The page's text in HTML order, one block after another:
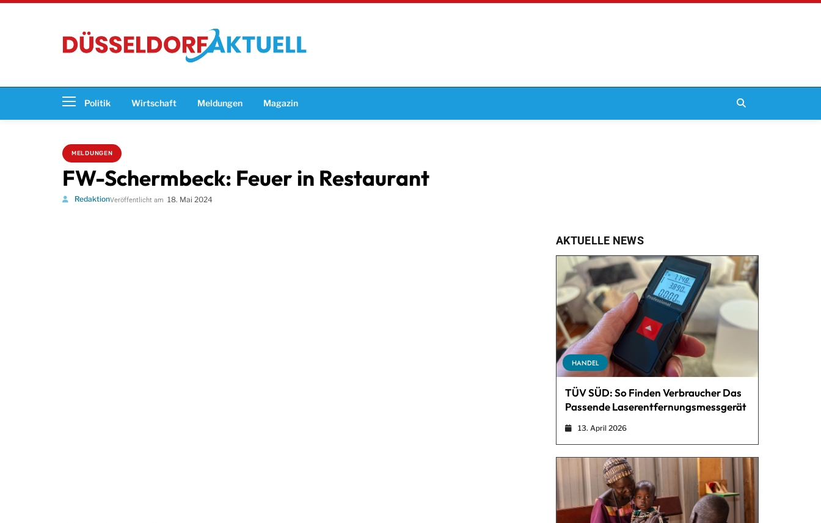
Politik Wirtschaft Meldungen Magazin
MELDUNGEN
FW-Schermbeck: Feuer in Restaurant
RedaktionVeröffentlicht am 18. Mai 2024
AKTUELLE NEWS
HANDEL
TÜV SÜD: So Finden Verbraucher Das
Passende Laserentfernungsmessgerät
13. April 2026